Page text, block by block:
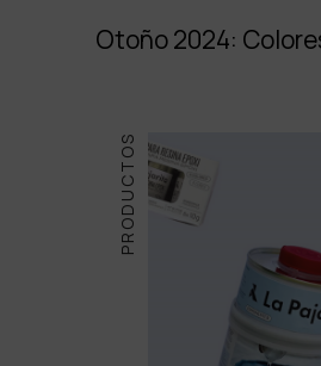
Otoño 2024:
PRODUCTOS